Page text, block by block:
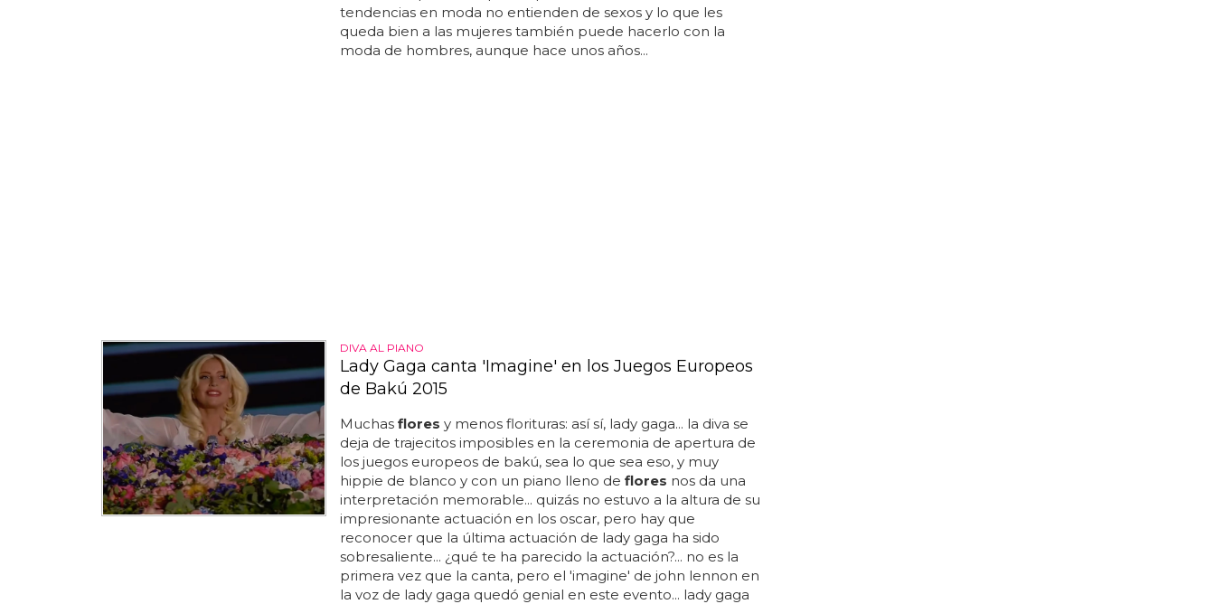
tendencias en moda no entienden de sexos y lo que les
queda bien a las mujeres también puede hacerlo con la
moda de hombres, aunque hace unos años...
DIVA AL PIANO
Lady Gaga canta 'Imagine' en los Juegos Europeos
de Bakú 2015
Muchas flores y menos florituras: así sí, lady gaga... la diva se
deja de trajecitos imposibles en la ceremonia de apertura de
los juegos europeos de bakú, sea lo que sea eso, y muy
hippie de blanco y con un piano lleno de flores nos da una
interpretación memorable... quizás no estuvo a la altura de su
impresionante actuación en los oscar, pero hay que
reconocer que la última actuación de lady gaga ha sido
sobresaliente... ¿qué te ha parecido la actuación?... no es la
primera vez que la canta, pero el 'imagine' de john lennon en
la voz de lady gaga quedó genial en este evento... lady gaga